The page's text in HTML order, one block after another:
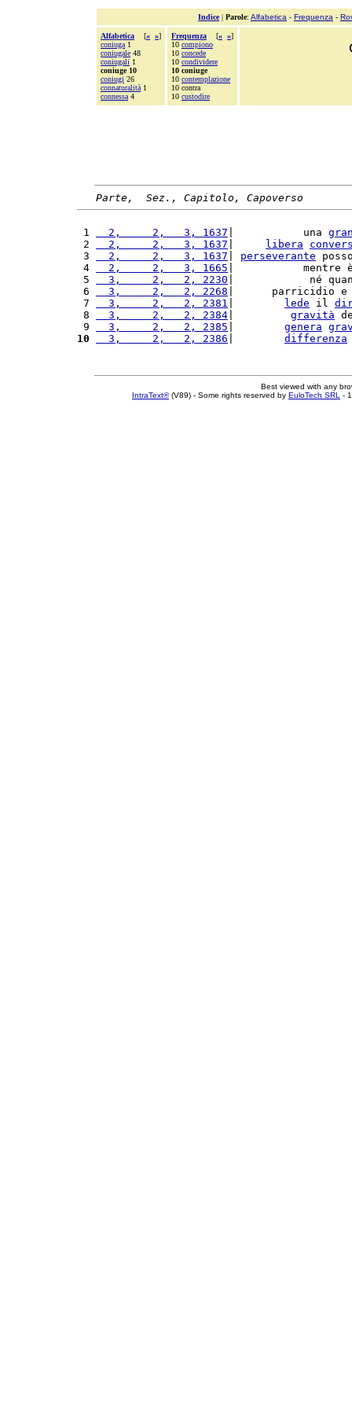
Indice| Parole: Alfabetica - Frequenza -
Alfabetica [« »]
coniuga 1
coniugale 48
coniugali 1
coniuge 10
coniugi 26
connaturalità 1
connessa 4
Frequenza [« »]
10 compiono
10 concede
10 condividere
10 coniuge
10 contemplazione
10 contra
10 custodire
Parte,  Sez., Capitolo, Capoverso
1
  2,     2,   3, 1637
|           una
2
  2,     2,   3, 1637
libera
3
  2,     2,   3, 1637
perseverante
4
  2,     2,   3, 1665
|           mentre
5
  3,     2,   2, 2230
|            né
6
  3,     2,   2, 2268
|      parricidio
7
  3,     2,   2, 2381
lede il
8
  3,     2,   2, 2384
gravità
9
  3,     2,   2, 2385
genera
10
  3,     2,   2, 2386
differenza
Best viewed with any
IntraText®(V89) - Some rights reserved by EuloTech SRL -